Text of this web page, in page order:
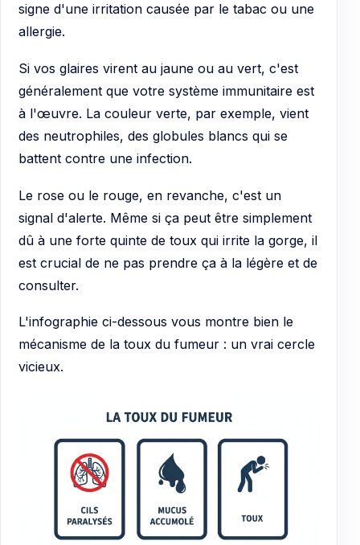
signe d'une irritation causée par le tabac ou une
allergie.
Si vos glaires virent au jaune ou au vert, c'est
généralement que votre système immunitaire est
à l'œuvre. La couleur verte, par exemple, vient
des neutrophiles, des globules blancs qui se
battent contre une infection.
Le rose ou le rouge, en revanche, c'est un
signal d'alerte. Même si ça peut être simplement
dû à une forte quinte de toux qui irrite la gorge, il
est crucial de ne pas prendre ça à la légère et de
consulter.
L'infographie ci-dessous vous montre bien le
mécanisme de la toux du fumeur : un vrai cercle
vicieux.